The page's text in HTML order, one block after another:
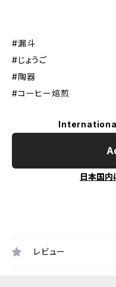
#漏斗
#じょうご
#陶器
#コーヒー焙煎
日本国内
レビュー